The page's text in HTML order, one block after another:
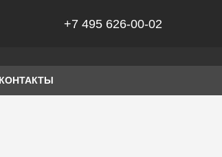
+7 495 626-00-02
КОНТАКТЫ